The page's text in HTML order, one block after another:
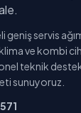
geniş servis
ve kombi
teknik
sunuyoruz.